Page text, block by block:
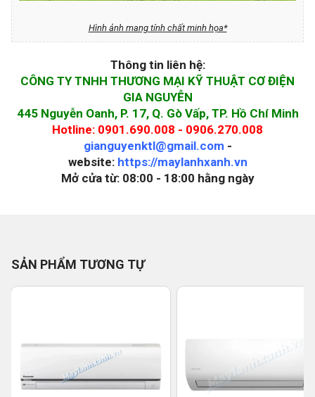
Hình ảnh mang tính chất minh họa*
Thông tin liên hệ:
CÔNG TY TNHH THƯƠNG MẠI KỸ THUẬT CƠ ĐIỆN
GIA NGUYỄN
445 Nguyễn Oanh, P. 17, Q. Gò Vấp, TP. Hồ Chí Minh
Hotline: 0901.690.008 - 0906.270.008
gianguyenktl@gmail.com -
website: https://maylanhxanh.vn
Mở cửa từ: 08:00 - 18:00 hằng ngày
SẢN PHẨM TƯƠNG TỰ